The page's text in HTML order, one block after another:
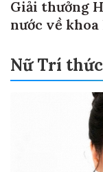
Giải thưởng
nước về
Nữ Trí thức